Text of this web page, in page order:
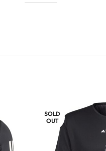
SOLD
OUT